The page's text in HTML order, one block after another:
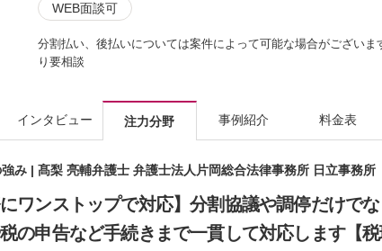
WEB面談可
分割払い、後払いについては案件によって可能な場合がござい
り要相談
インタビュー 注力分野 事例紹介 料金表
み | 髙梨 亮輔弁護士 弁護士法人片岡総合法律事務所 日立事務所
にワンストップで対応】分割協議や調停だけで
の申告など手続きまで一貫して対応します【